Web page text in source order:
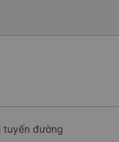
tuyến đường